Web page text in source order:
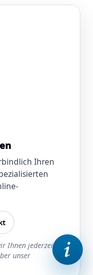
Ihren
Ihnen jederzeit
unser